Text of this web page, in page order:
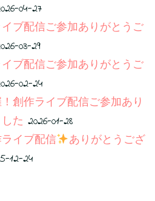
04-27
ブ配信ご参加ありがとうご
03-29
ブ配信ご参加ありがとうご
02-24
創作ライブ配信ご参加あり
た 2026-01-28
イブ配信
ありがとうござ
12-24